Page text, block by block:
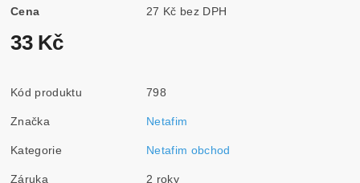
Cena 27 Kč bez DPH
33 Kč
Kód produktu 798
Značka Netafim
Kategorie Netafim obchod
Záruka 2 roky